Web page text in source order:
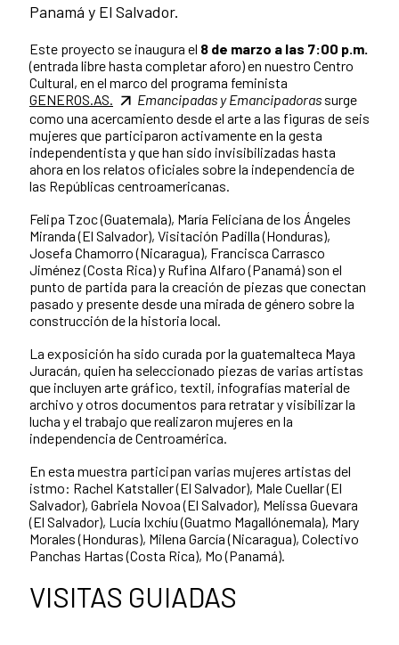
Panamá y El Salvador.
Este proyecto se inaugura el 8 de marzo a las 7:00 p.m.
(entrada libre hasta completar aforo) en nuestro Centro
Cultural, en el marco del programa feminista
GENEROS.AS.
Emancipadas y Emancipadorassurge
como una acercamiento desde el arte a las figuras de seis
mujeres que participaron activamente en la gesta
independentista y que han sido invisibilizadas hasta
ahora en los relatos oficiales sobre la independencia de
las Repúblicas centroamericanas.
Felipa Tzoc (Guatemala), María Feliciana de los Ángeles
Miranda (El Salvador), Visitación Padilla (Honduras),
Josefa Chamorro (Nicaragua), Francisca Carrasco
Jiménez (Costa Rica) y Rufina Alfaro (Panamá) son el
punto de partida para la creación de piezas que conectan
pasado y presente desde una mirada de género sobre la
construcción de la historia local.
La exposición ha sido curada por la guatemalteca Maya
Juracán, quien ha seleccionado piezas de varias artistas
que incluyen arte gráfico, textil, infografías material de
archivo y otros documentos para retratar y visibilizar la
lucha y el trabajo que realizaron mujeres en la
independencia de Centroamérica.
En esta muestra participan varias mujeres artistas del
istmo: Rachel Katstaller (El Salvador), Male Cuellar (El
Salvador), Gabriela Novoa (El Salvador), Melissa Guevara
(El Salvador), Lucía Ixchíu (Guatmo Magallónemala), Mary
Morales (Honduras), Milena García (Nicaragua), Colectivo
Panchas Hartas (Costa Rica), Mo (Panamá).
VISITAS GUIADAS